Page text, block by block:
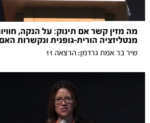
מה מזין קשר אם תינוק: על הנקה,
מנטליזציה הורית-גופנית ונקשרות
שיר בר אמת גרדמן: הרצאה 11